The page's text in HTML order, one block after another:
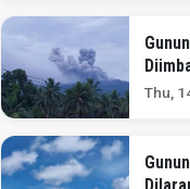
Thu,